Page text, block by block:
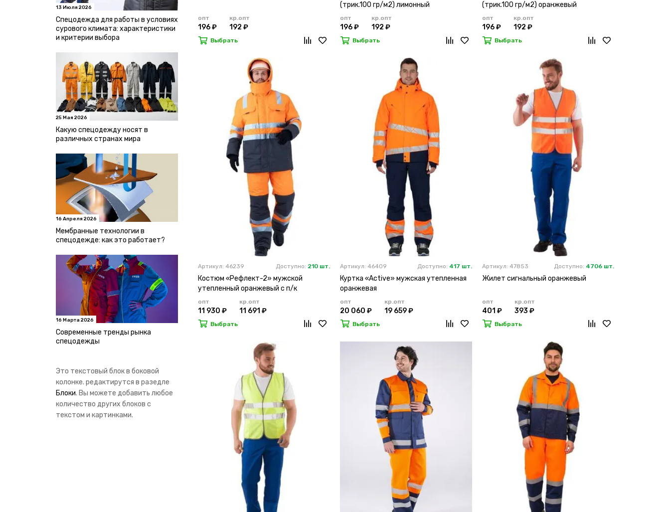
13 Июля 2026
Спецодежда для работы в условиях
сурового климата: характеристики
и критерии выбора
25 Мая 2026
Какую спецодежду носят в
различных странах мира
16 Апреля 2026
Мембранные технологии в
спецодежде: как это работает?
16 Марта 2026
Современные тренды рынка
спецодежды
Это текстовый блок в боковой
колонке. редактирутся в разедле
Блоки. Вы можете добавить любое
количество других блоков с
текстом и картинками.
опт
196 ₽
кр.опт
192 ₽
Выбрать
(трик.100 гр/м2) лимонный
опт
196 ₽
кр.опт
192 ₽
Выбрать
(трик.100 гр/м2) оранжевый
опт
196 ₽
кр.опт
192 ₽
Выбрать
Артикул: 46239 Доступно: 210 шт.
Костюм «Рефлект-2» мужской
утепленный оранжевый с п/к
опт
11 930 ₽
кр.опт
11 691 ₽
Выбрать
Артикул: 46409 Доступно: 417 шт.
Куртка «Active» мужская утепленная
оранжевая
опт
20 060 ₽
кр.опт
19 659 ₽
Выбрать
Артикул: 47853 Доступно: 4706 шт.
Жилет сигнальный оранжевый
опт
401 ₽
кр.опт
393 ₽
Выбрать